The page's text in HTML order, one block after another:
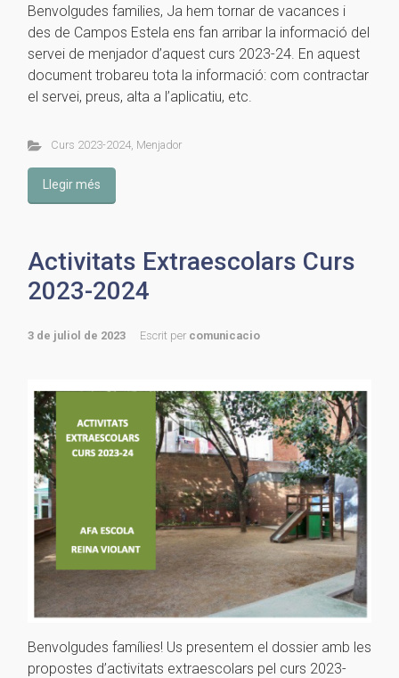
Benvolgudes families, Ja hem tornar de vacances i
des de Campos Estela ens fan arribar la informació del
servei de menjador d’aquest curs 2023-24. En aquest
document trobareu tota la informació: com contractar
el servei, preus, alta a l’aplicatiu, etc.
Curs 2023-2024, Menjador
Llegir més
Activitats Extraescolars Curs
2023-2024
3 de juliol de 2023 Escrit per comunicacio
Benvolgudes famílies! Us presentem el dossier amb les
propostes d’activitats extraescolars pel curs 2023-